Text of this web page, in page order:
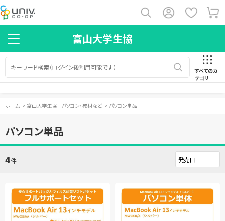
富山大学生協
すべてのカ
テゴリ
ホーム > 富山大学生協 パソコン・教材など > パソコン単品
パソコン単品
4件